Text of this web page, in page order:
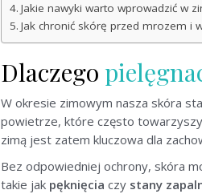
Jakie nawyki warto wprowadzić w
Jak chronić skórę przed mrozem i
Dlaczego
W okresie zimowym nasza skóra
powietrze, które często
zimą jest zatem kluczowa dla
Bez odpowiedniej ochrony, skóra
takie jak pęknięcia czy stany